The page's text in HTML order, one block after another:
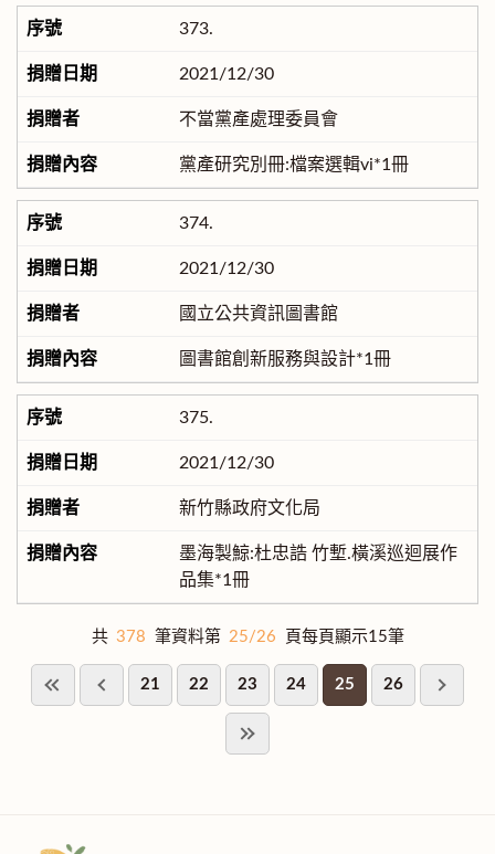
373.
2021/12/30
不當黨產處理委員會
黨產研究別冊:檔案選輯vi*1冊
374.
2021/12/30
國立公共資訊圖書館
圖書館創新服務與設計*1冊
375.
2021/12/30
新竹縣政府文化局
墨海製鯨:杜忠誥 竹塹.橫溪巡迴展作
品集*1冊
共 378 筆資料第 25/26 頁每頁顯示15筆
21 22 23 24 25 26